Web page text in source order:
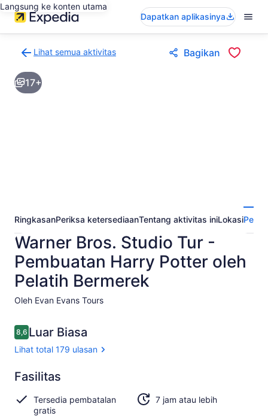
Langsung ke konten utama
Dapatkan aplikasinya
Lihat semua aktivitas
ke
halaman
hasil
Bagikan
17+
RingkasanPeriksa ketersediaanTentang aktivitas iniLokasi
Warner Bros. Studio Tur -
Pembuatan Harry Potter oleh
Pelatih Bermerek
Oleh Evan Evans Tours
Ulasan
8,68,6 dari 10
Luar Biasa
Lihat total 179 ulasan
8.6 Luar
Fasilitas
Tersedia pembatalan
gratis
7 jam atau lebih